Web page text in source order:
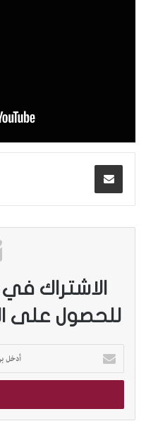
الاشتراك في
للحصول على
خ
ب